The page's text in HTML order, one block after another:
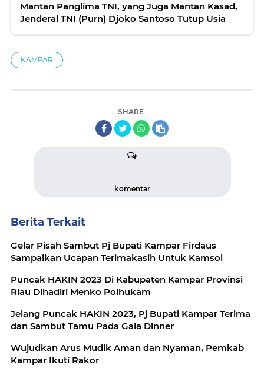
Mantan Panglima TNI, yang Juga Mantan Kasad,
Jenderal TNI (Purn) Djoko Santoso Tutup Usia
KAMPAR
SHARE
komentar
Berita Terkait
Gelar Pisah Sambut Pj Bupati Kampar Firdaus
Sampaikan Ucapan Terimakasih Untuk Kamsol
Puncak HAKIN 2023 Di Kabupaten Kampar Provinsi
Riau Dihadiri Menko Polhukam
Jelang Puncak HAKIN 2023, Pj Bupati Kampar Terima
dan Sambut Tamu Pada Gala Dinner
Wujudkan Arus Mudik Aman dan Nyaman, Pemkab
Kampar Ikuti Rakor